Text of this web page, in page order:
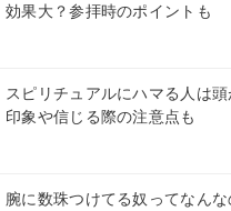
効果大？参拝時のポイントも
スピリチュアルにハマる人は
印象や信じる際の注意点も
腕に数珠つけてる奴ってなん